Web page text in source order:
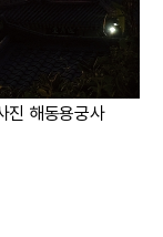
진 해동용궁사